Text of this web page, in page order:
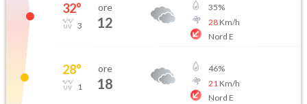
32°
3
ore
12
35%
28Km/h
Nord E
28°
1
ore
18
46%
21 Km/h
Nord E